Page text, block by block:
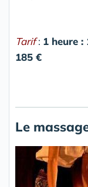
Tarif: 1 heure :
185 €
Le